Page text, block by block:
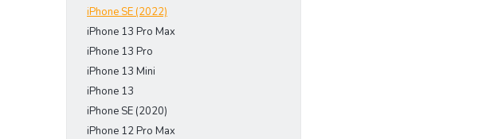
iPhone SE (2022)
iPhone 13 Pro Max
iPhone 13 Pro
iPhone 13 Mini
iPhone 13
iPhone SE (2020)
iPhone 12 Pro Max